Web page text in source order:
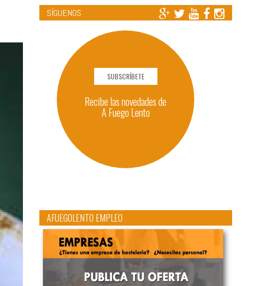
SÍGUENOS
SUBSCRÍBETE
Recibe las novedades de
A Fuego Lento
AFUEGOLENTO EMPLEO